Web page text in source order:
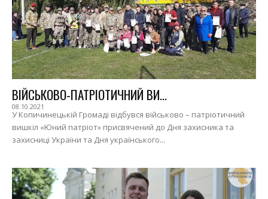
ВІЙСЬКОВО-ПАТРІОТИЧНИЙ ВИ...
08.10.2021
У Копичинецькій Громаді відбувся військово – патріотичний
вишкіл «Юний патріот» присвячений до Дня захисника та
захисниці України та Дня українського...